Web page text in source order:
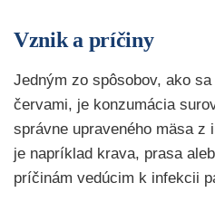
Vznik a príčiny
Jedným zo spôsobov, ako
červami, je konzumácia
správne upraveného mäsa z
je napríklad krava, prasa
príčinám vedúcim k infekcii